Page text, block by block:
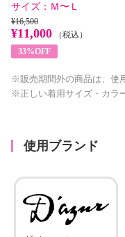
サイズ： Ｍ〜Ｌ
¥16,500
¥11,000
（税込）
33%OFF
※販売期間外の商品は、使
※正しい着用サイズ・カラ
使用ブランド